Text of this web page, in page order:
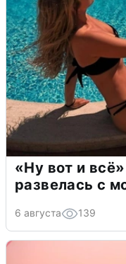
«Ну вот и
развелась с
6 августа 139